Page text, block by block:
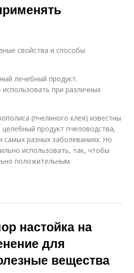
свойства и способы
лечебный продукт.
использовать при различных
(пчелиного клея) известны
продукт пчеловодства,
самых разных заболеваниях. Но
использовать, так, чтобы
положительным.
настойка на
для
вещества